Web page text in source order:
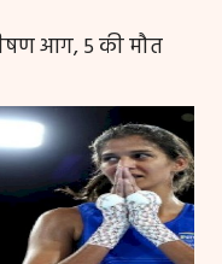
आग, 5 की मौत